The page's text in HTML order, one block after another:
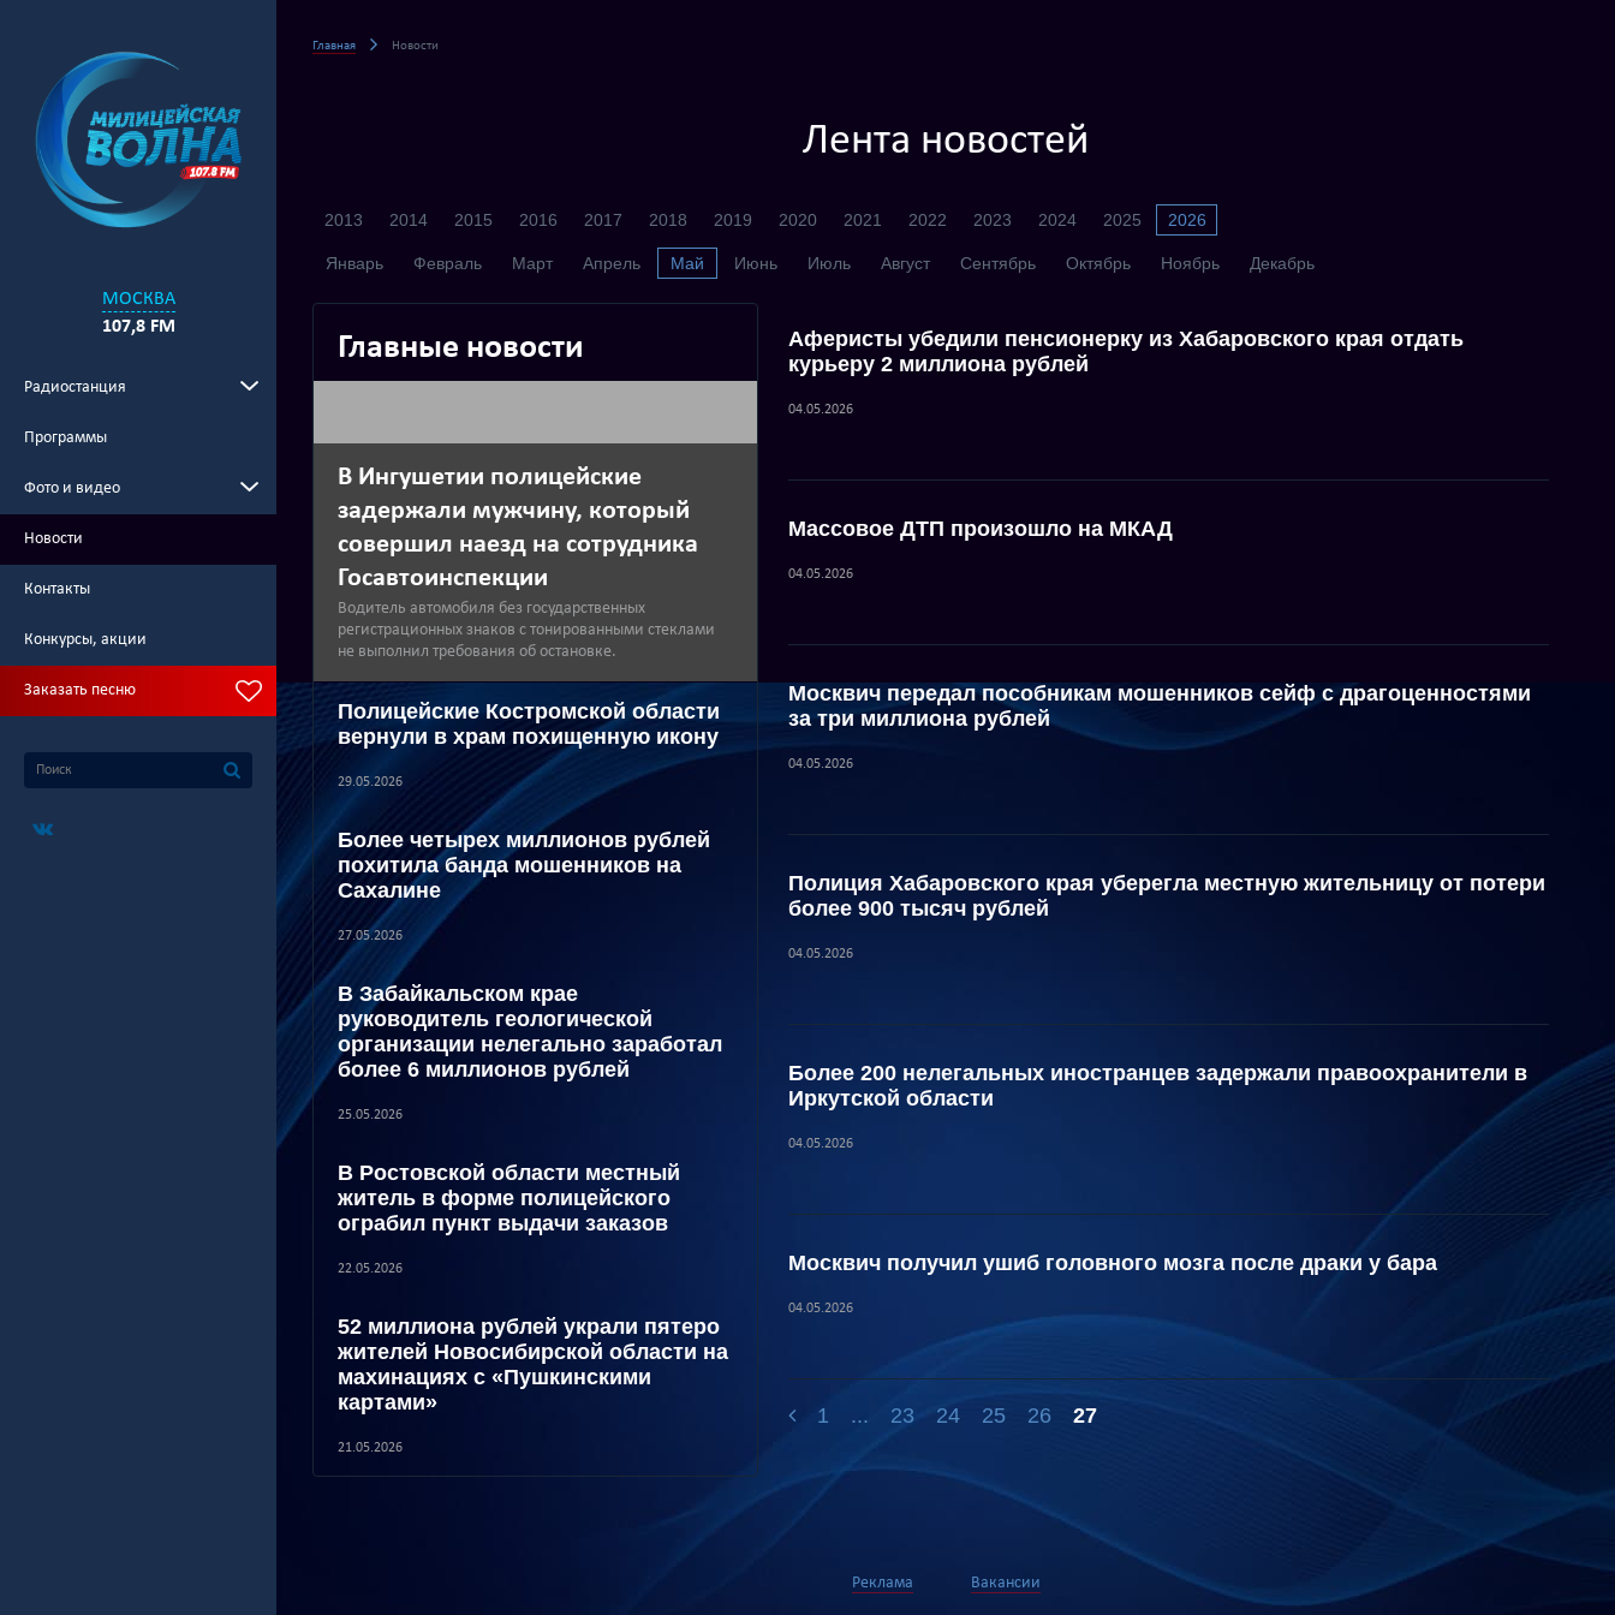
МОСКВА
107,8 FM
Радиостанция
Программы
Фото и видео
Новости
Контакты
Конкурсы, акции
Заказать песню
Главная Новости
Лента новостей
2013 2014 2015 2016 2017 2018 2019 2020 2021 2022 2023 2024 2025 2026
Январь Февраль Март Апрель Май Июнь Июль Август Сентябрь Октябрь Ноябрь Декабрь
Главные новости
В Ингушетии полицейские
задержали мужчину, который
совершил наезд на сотрудника
Госавтоинспекции
Водитель автомобиля без государственных
регистрационных знаков с тонированными стеклами
не выполнил требования об остановке.
Полицейские Костромской области
вернули в храм похищенную икону
29.05.2026
Более четырех миллионов рублей
похитила банда мошенников на
Сахалине
27.05.2026
В Забайкальском крае
руководитель геологической
организации нелегально заработал
более 6 миллионов рублей
25.05.2026
В Ростовской области местный
житель в форме полицейского
ограбил пункт выдачи заказов
22.05.2026
52 миллиона рублей украли пятеро
жителей Новосибирской области на
махинациях с «Пушкинскими
картами»
21.05.2026
Аферисты убедили пенсионерку из Хабаровского края отдать
курьеру 2 миллиона рублей
04.05.2026
Массовое ДТП произошло на МКАД
04.05.2026
Москвич передал пособникам мошенников сейф с драгоценностями
за три миллиона рублей
04.05.2026
Полиция Хабаровского края уберегла местную жительницу от потери
более 900 тысяч рублей
04.05.2026
Более 200 нелегальных иностранцев задержали правоохранители в
Иркутской области
04.05.2026
Москвич получил ушиб головного мозга после драки у бара
04.05.2026
1 ... 23 24 25 26 27
Реклама Вакансии